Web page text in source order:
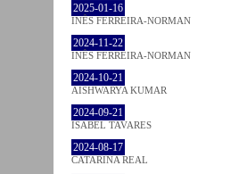
2025-01-16
INÊS FERREIRA-NORMAN
2024-11-22
INÊS FERREIRA-NORMAN
2024-10-21
AISHWARYA KUMAR
2024-09-21
ISABEL TAVARES
2024-08-17
CATARINA REAL